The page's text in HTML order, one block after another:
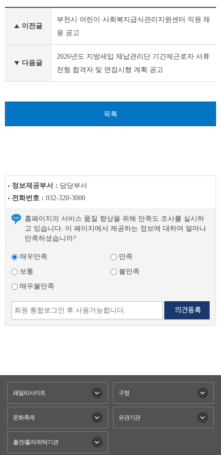
(채
시
이전글
부천시 어린이·사회복지급식관리지원센터 직원 채
용 공고
다음글
2026년도 지방세입 체납관리단 기간제근로자 서류
전형 합격자 및 면접시행 계획 공고
목록
정보제공부서 : 담당부서
전화번호 : 032-320-3000
홈페이지의 서비스 품질 향상을 위해 만족도 조사를 실시하
고 있습니다. 이 페이지에서 제공하는 정보에 대하여 얼마나
만족하셨습니까?
매우만족
만족
보통
불만족
매우불만족
패밀리사이트 구청
문화축제 유관기관
출연/출자/위탁기관